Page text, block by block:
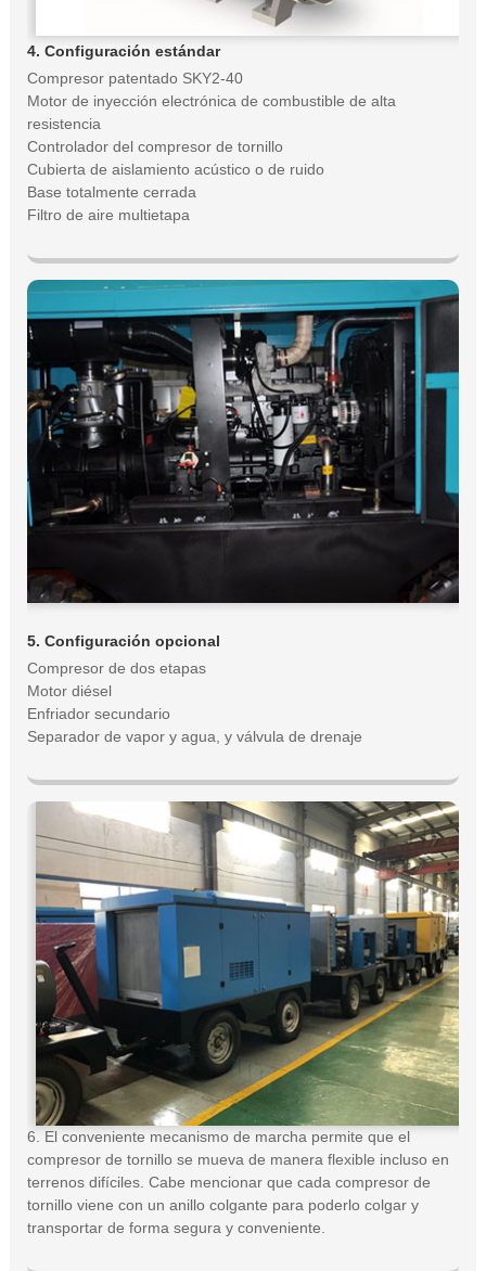
4. Configuración estándar
Compresor patentado SKY2-40
Motor de inyección electrónica de combustible de alta
resistencia
Controlador del compresor de tornillo
Cubierta de aislamiento acústico o de ruido
Base totalmente cerrada
Filtro de aire multietapa
5. Configuración opcional
Compresor de dos etapas
Motor diésel
Enfriador secundario
Separador de vapor y agua, y válvula de drenaje
6. El conveniente mecanismo de marcha permite que el
compresor de tornillo se mueva de manera flexible incluso en
terrenos difíciles. Cabe mencionar que cada compresor de
tornillo viene con un anillo colgante para poderlo colgar y
transportar de forma segura y conveniente.